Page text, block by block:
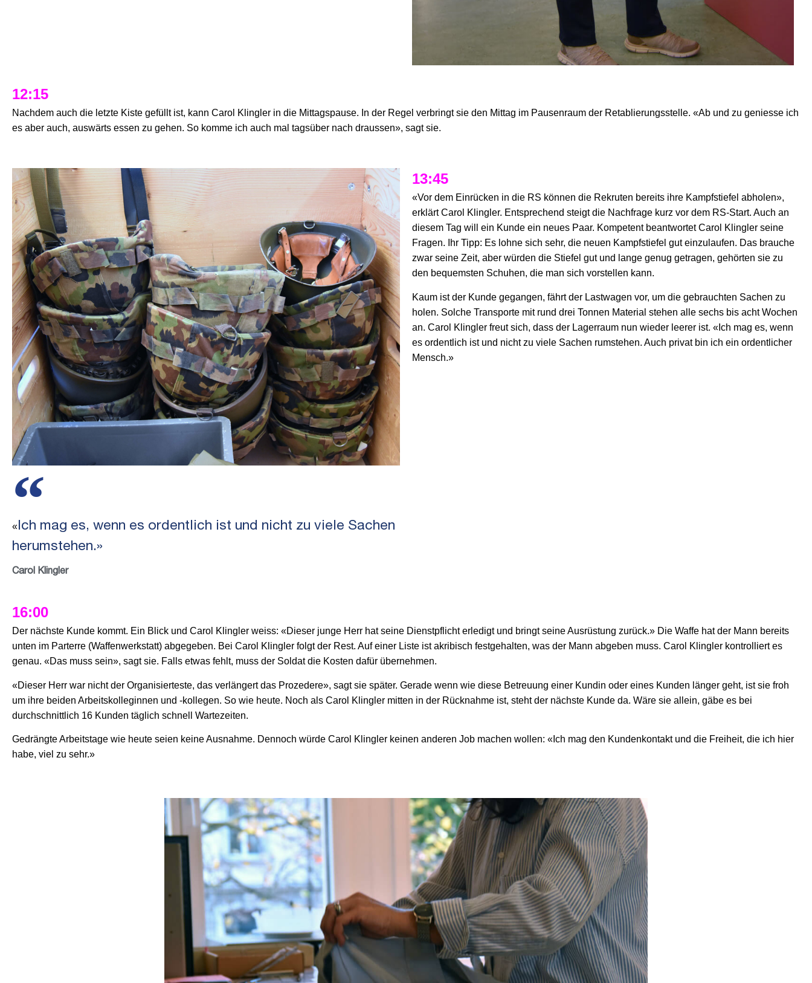
12:15
Nachdem auch die letzte Kiste gefüllt ist, kann Carol Klingler in die Mittagspause. In der Regel verbringt sie den Mittag im Pausenraum der Retablierungsstelle. «Ab und zu geniesse ich
es aber auch, auswärts essen zu gehen. So komme ich auch mal tagsüber nach draussen», sagt sie.
«Ich mag es, wenn es ordentlich ist und nicht zu viele Sachen
herumstehen.»
Carol Klingler
13:45
«Vor dem Einrücken in die RS können die Rekruten bereits ihre Kampfstiefel abholen»,
erklärt Carol Klingler. Entsprechend steigt die Nachfrage kurz vor dem RS-Start. Auch an
diesem Tag will ein Kunde ein neues Paar. Kompetent beantwortet Carol Klingler seine
Fragen. Ihr Tipp: Es lohne sich sehr, die neuen Kampfstiefel gut einzulaufen. Das brauche
zwar seine Zeit, aber würden die Stiefel gut und lange genug getragen, gehörten sie zu
den bequemsten Schuhen, die man sich vorstellen kann.
Kaum ist der Kunde gegangen, fährt der Lastwagen vor, um die gebrauchten Sachen zu
holen. Solche Transporte mit rund drei Tonnen Material stehen alle sechs bis acht Wochen
an. Carol Klingler freut sich, dass der Lagerraum nun wieder leerer ist. «Ich mag es, wenn
es ordentlich ist und nicht zu viele Sachen rumstehen. Auch privat bin ich ein ordentlicher
Mensch.»
16:00
Der nächste Kunde kommt. Ein Blick und Carol Klingler weiss: «Dieser junge Herr hat seine Dienstpflicht erledigt und bringt seine Ausrüstung zurück.» Die Waffe hat der Mann bereits
unten im Parterre (Waffenwerkstatt) abgegeben. Bei Carol Klingler folgt der Rest. Auf einer Liste ist akribisch festgehalten, was der Mann abgeben muss. Carol Klingler kontrolliert es
genau. «Das muss sein», sagt sie. Falls etwas fehlt, muss der Soldat die Kosten dafür übernehmen.
«Dieser Herr war nicht der Organisierteste, das verlängert das Prozedere», sagt sie später. Gerade wenn wie diese Betreuung einer Kundin oder eines Kunden länger geht, ist sie froh
um ihre beiden Arbeitskolleginnen und -kollegen. So wie heute. Noch als Carol Klingler mitten in der Rücknahme ist, steht der nächste Kunde da. Wäre sie allein, gäbe es bei
durchschnittlich 16 Kunden täglich schnell Wartezeiten.
Gedrängte Arbeitstage wie heute seien keine Ausnahme. Dennoch würde Carol Klingler keinen anderen Job machen wollen: «Ich mag den Kundenkontakt und die Freiheit, die ich hier
habe, viel zu sehr.»